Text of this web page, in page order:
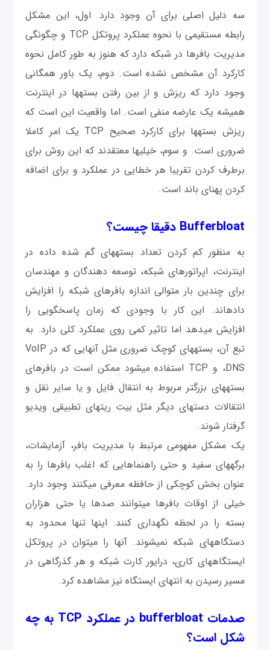
سه دلیل اصلی برای آن وجود دارد. اول، این مشکل
رابطه مستقیمی‎ با نحوه عملکرد پروتکل TCP و چگونگی
مدیریت بافرها در شبکه دارد که هنوز به طور کامل نحوه
کارکرد آن مشخص نشده است. دوم، یک باور همگانی
وجود دارد که ریزش و از بین رفتن بسته‎ها در اینترنت
همیشه یک عارضه منفی است. اما واقعیت این است که
ریزش بسته‎ها برای کارکرد صحیح TCP یک امر کاملا
ضروری است. و سوم، خیلی‎ها معتقدند که این روش برای
برطرف کردن تقريبا هر خطایی در عملکرد و برای اضافه
کردن پهنای باند است.
Bufferbloat دقیقا چیست؟
به منظور کم کردن تعداد بسته‎های گم شده داده در
اینترنت، اپراتورهای شبکه، توسعه دهندگان و مهندسان
برای چندین بار متوالی اندازه بافرهای شبکه را افزایش
داده‎اند. این کار با وجودی که زمان پاسخ‎گویی را
افزایش می‎دهد اما تاثیر کمی‎ روی عملکرد کلی دارد. به
تبع آن، بسته‎های کوچک ضروری مثل آنهایی که در VoIP
،DNS و TCP استفاده می‎شود ممکن است در بافرهای
بسته‎های بزرگ‎تر مربوط به انتقال فایل و یا سایر نقل و
انتقالات دسته‎ای دیگر مثل بیت ریت‎های تطبیقی ویدیو
گرفتار شوند.
یک مشکل مفهومی‎ مرتبط با مدیریت بافر، آزمايشات،
برگه‎های سفید و حتی راهنماهایی که اغلب بافرها را به
عنوان بخش کوچکی از حافظه معرفی می‎کنند وجود دارد.
خیلی از اوقات بافرها می‎توانند صدها یا حتی هزاران
بسته را در لحظه نگهداری کنند. اینها تنها محدود به
دستگاه‎های شبکه نمی‎شوند. آنها را می‎توان در پروتکل
ایستگاه‎های کاری، درايور کارت شبکه و هر گذرگاهی در
مسیر رسیدن به انتهای ایستگاه نیز مشاهده کرد.
صدمات bufferbloat در عملکرد TCP به چه
شکل است؟